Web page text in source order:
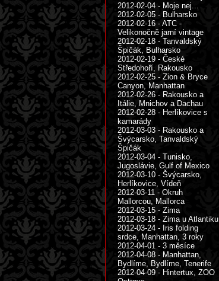
2012-02-04 - Moje nej...
2012-02-05 - Bulharsko
2012-02-16 - ATC -
Velikonočně jarní vintage
2012-02-18 - Tanvaldský
Špičák, Bulharsko
2012-02-19 - České
Středohoří, Rakousko
2012-02-25 - Zion & Bryce
Canyon, Manhattan
2012-02-26 - Rakousko a
Itálie, Mnichov a Dachau
2012-02-28 - Herlíkovice s
kamarády
2012-03-03 - Rakousko a
Švýcarsko, Tanvaldský
Špičák
2012-03-04 - Tunisko,
Jugoslávie, Gulf of Mexico
2012-03-10 - Švýcarsko,
Herlíkovice, Vídeň
2012-03-11 - Okruh
Mallorcou, Mallorca
2012-03-15 - Zima
2012-03-18 - Zima u Atlantiku
2012-03-24 - Iris folding
srdce, Manhattan, 3 roky
2012-04-01 - 3 měsíce
2012-04-08 - Manhattan,
Bydlíme, Bydlíme, Tenerife
2012-04-09 - Hintertux, ZOO